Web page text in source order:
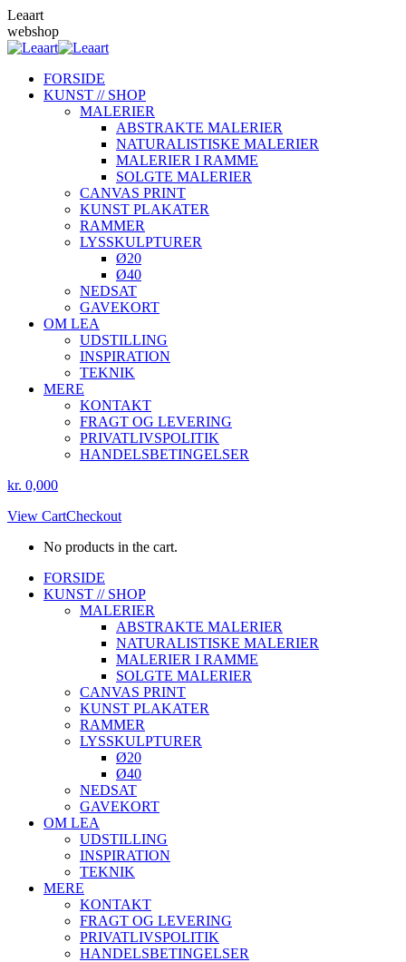
Skip
to
content
Leaart
webshop
FORSIDE
KUNST // SHOP
MALERIER
ABSTRAKTE MALERIER
NATURALISTISKE MALERIER
MALERIER I RAMME
SOLGTE MALERIER
CANVAS PRINT
KUNST PLAKATER
RAMMER
LYSSKULPTURER
Ø20
Ø40
NEDSAT
GAVEKORT
OM LEA
UDSTILLING
INSPIRATION
TEKNIK
MERE
KONTAKT
FRAGT OG LEVERING
PRIVATLIVSPOLITIK
HANDELSBETINGELSER
kr. 0,000
View CartCheckout
No products in the cart.
Instagram
page
Facebook
page
FORSIDE
KUNST // SHOP
MALERIER
ABSTRAKTE MALERIER
NATURALISTISKE MALERIER
MALERIER I RAMME
SOLGTE MALERIER
CANVAS PRINT
KUNST PLAKATER
RAMMER
LYSSKULPTURER
Ø20
Ø40
NEDSAT
GAVEKORT
OM LEA
UDSTILLING
INSPIRATION
TEKNIK
MERE
KONTAKT
FRAGT OG LEVERING
PRIVATLIVSPOLITIK
HANDELSBETINGELSER